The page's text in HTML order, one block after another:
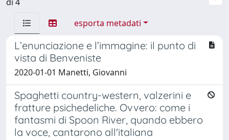
esporta metadati
L’enunciazione e l’immagine: il punto di
vista di Benveniste
2020-01-01 Manetti, Giovanni
Spaghetti country-western, valzerini e
fratture psichedeliche. Ovvero: come i
fantasmi di Spoon River, quando ebbero
la voce, cantarono all'italiana